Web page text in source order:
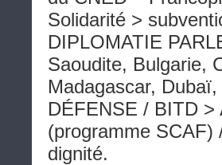
Solidarité >
DIPLOMATIE
Saoudite, Bulgarie,
Madagascar,
DÉFENSE / BITD >
(programme SCAF)
dignité.